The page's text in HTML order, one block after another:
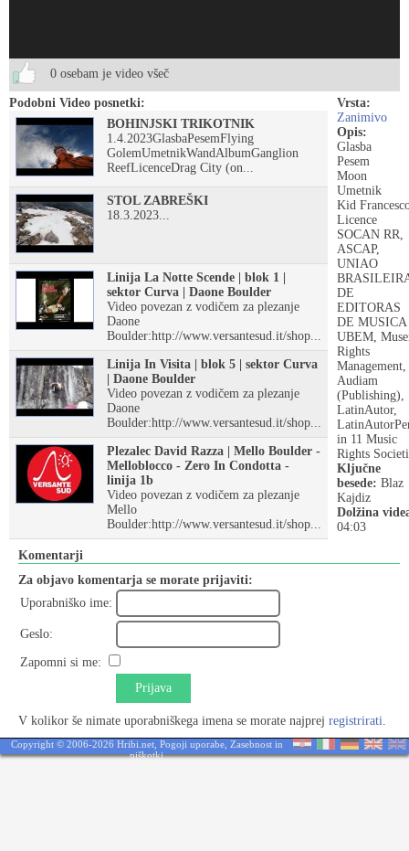
0 osebam je video všeč
Podobni Video posnetki:
BOHINJSKI TRIKOTNIK
1.4.2023GlasbaPesemFlying
GolemUmetnikWandAlbumGanglion
ReefLicenceDrag City (on...
STOL ZABREŠKI
18.3.2023...
Linija La Notte Scende | blok 1 |
sektor Curva | Daone Boulder
Video povezan z vodičem za plezanje
Daone
Boulder:http://www.versantesud.it/shop...
Linija In Visita | blok 5 | sektor Curva
| Daone Boulder
Video povezan z vodičem za plezanje
Daone
Boulder:http://www.versantesud.it/shop...
Plezalec David Razza | Mello Boulder -
Melloblocco - Zero In Condotta -
linija 1b
Video povezan z vodičem za plezanje
Mello
Boulder:http://www.versantesud.it/shop...
Vrsta:
Zanimivo
Opis:
Glasba
Pesem
Moon
Umetnik
Kid
Licence
SOCAN RR,
ASCAP,
UNIAO
DE
EDITORAS
DE MUSICA
UBEM,
Rights
Management,
Audiam
(Publishing),
LatinAutor,
in 11 Music
Rights
Ključne
besede: Blaz
Kajdiz
Dolžina
04:03
Komentarji
Za objavo komentarja se morate prijaviti:
Uporabniško ime:
Geslo:
Zapomni si me:
Prijava
V kolikor še nimate uporabniškega imena se morate najprej registrirati.
Copyright © 2006-2026 Hribi.net, Pogoji uporabe, Zasebnost in
piškotki